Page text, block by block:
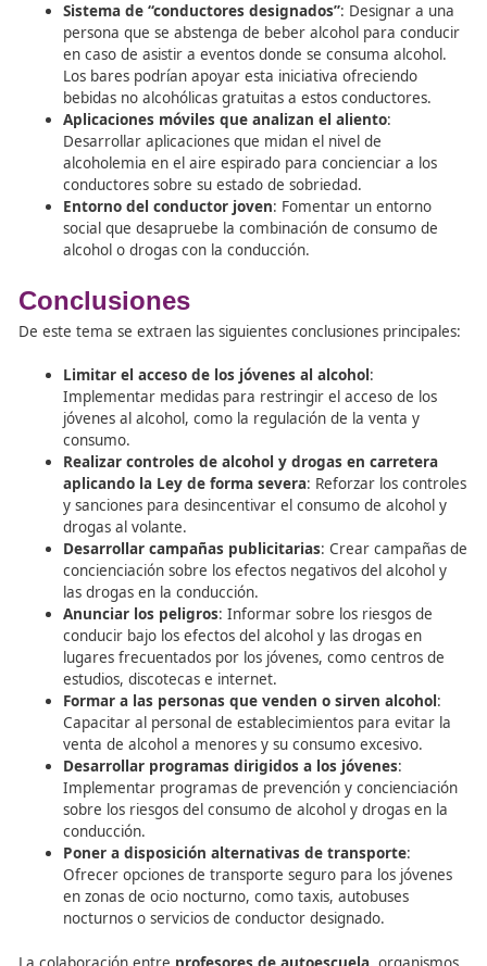
Conclusiones Principales
En base a lo anteriormente mencionado, se extraen las
siguientes conclusiones principales:
Informar a los padressobre la importancia de su
implicación en la supervisión de la conducción de
en las primeras ocasiones que cogen el vehículo.
debe ofrecer información y pautas de actuación
guiar adecuadamente a sus hijos en el proceso de
aprendizaje de la conducción.
Reforzar la información
publicidad, etc., para enfatizar la necesidad de la
implicación de los padres en la enseñanza y
la conducción de sus hijos. Es fundamental que
entiendan su papel crucial en la formación de
conductores responsables y seguros para el
La colaboración entreprofesores de autoescuelay los
es esencial para proporcionar una formación completa
efectiva en seguridad vial a los conductores jóvenes,
asegurando así una conducción segura y responsable
futuro.
Penalización Social ante el
Consumo de Drogas y Alcohol
Conducción
El control social respecto al consumo de alcohol y
conducción por parte de conductores jóvenes puede
o informal.
Control Social Formal
control social formalse refiere a las medidas
y controladas por profesionales como la policía, agentes